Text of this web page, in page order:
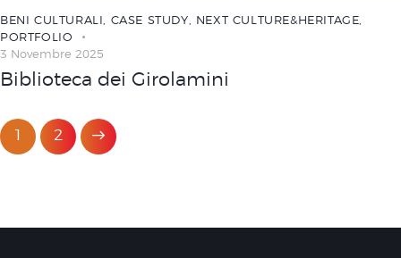
BENI CULTURALI CASE STUDY NEXT CULTURE&HERITAGE
PORTFOLIO
3 Novembre 2025
Biblioteca dei Girolamini
1 2